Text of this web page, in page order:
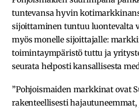
tuntevansa hyvin
sijoittaminen tuntuu luontevalta
myös monelle sijoittajalle:
toimintaympäristö tuttu ja
seurata helposti kansallisesta
”Pohjoismaiden markkinat ovat
rakenteellisesti